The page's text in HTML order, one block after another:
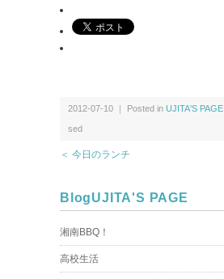
2012-07-10 ｜ Posted in UJITA'S PAGE
sed
＜ 今日のランチ
BlogUJITA'S PAGE
湘南BBQ！
高校生活